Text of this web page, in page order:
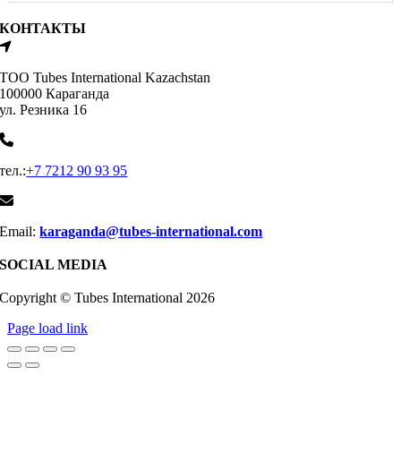
КОНТАКТЫ
ТОО Tubes International Kazachstan
100000 Караганда
ул. Резника 16
тел.:+7 7212 90 93 95
Email:karaganda@tubes-international.com
SOCIAL MEDIA
Copyright © Tubes International 2026
Page load link